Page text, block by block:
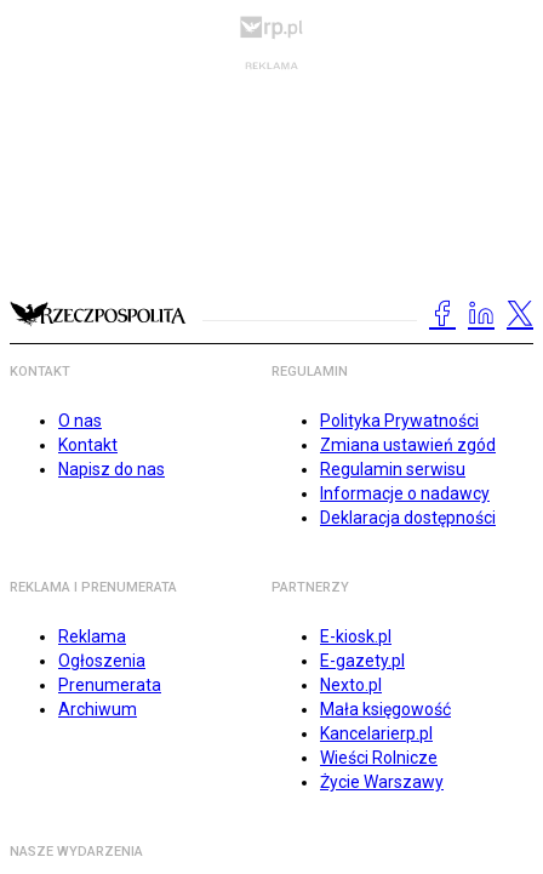
KONTAKT
O nas
Kontakt
Napisz do nas
REGULAMIN
Polityka Prywatności
Zmiana ustawień zgód
Regulamin serwisu
Informacje o nadawcy
Deklaracja dostępności
REKLAMA I PRENUMERATA
Reklama
Ogłoszenia
Prenumerata
Archiwum
PARTNERZY
E-kiosk.pl
E-gazety.pl
Nexto.pl
Mała księgowość
Kancelarierp.pl
Wieści Rolnicze
Życie Warszawy
NASZE WYDARZENIA